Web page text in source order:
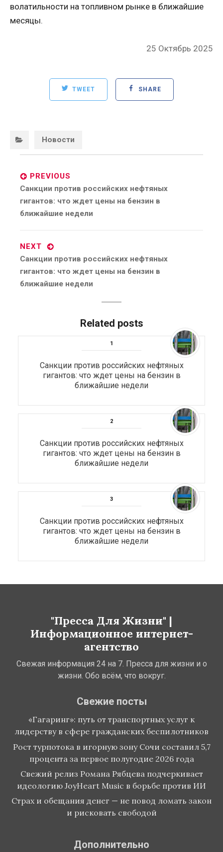
волатильности на топливном рынке в ближайшие
месяцы.
Posted
25 Октябрь 2025
TWEET SHARE
Новости
navigation
PREVIOUS
Previous
post:
Санкции против российских нефтяных
гигантов: что ждет цены на бензин в
ближайшие недели
NEXT
Next
post:
Санкции против российских нефтяных
гигантов: что ждет цены на бензин в
ближайшие недели
Related posts
Санкции против российских нефтяных
гигантов: что ждет цены на бензин в
ближайшие недели
Санкции против российских нефтяных
гигантов: что ждет цены на бензин в
ближайшие недели
Санкции против российских нефтяных
гигантов: что ждет цены на бензин в
ближайшие недели
"Пресса Для Жизни" |
Информационное интернет-
агентство
Свежая информация 24 на 7. Пресса для жизни и о
жизни. Обо всём, что вокруг.
Свежие посты
«Гагаринг»: путь от транспортных услуг к
лидерству в сфере гражданских беспилотников
Рост турпотока в игорную зону Сочи составил 5,7
процента за первое полугодие 2026 года
Свежий релиз Романа Рябцева подчеркивает
идеологию JoyHeart Music в борьбе против ИИ
Страх и обещания денег — не повод ломать закон
и рисковать свободой
Дополнительно